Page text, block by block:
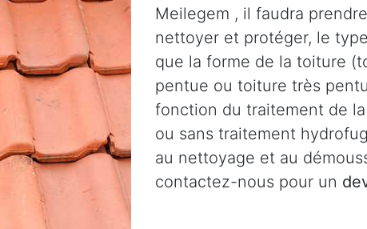
Meilegem , il faudra
nettoyer et protéger, le
que la forme de la toiture
pentue ou toiture très
fonction du traitement de
ou sans traitement
au nettoyage et au
contactez-nous pour un